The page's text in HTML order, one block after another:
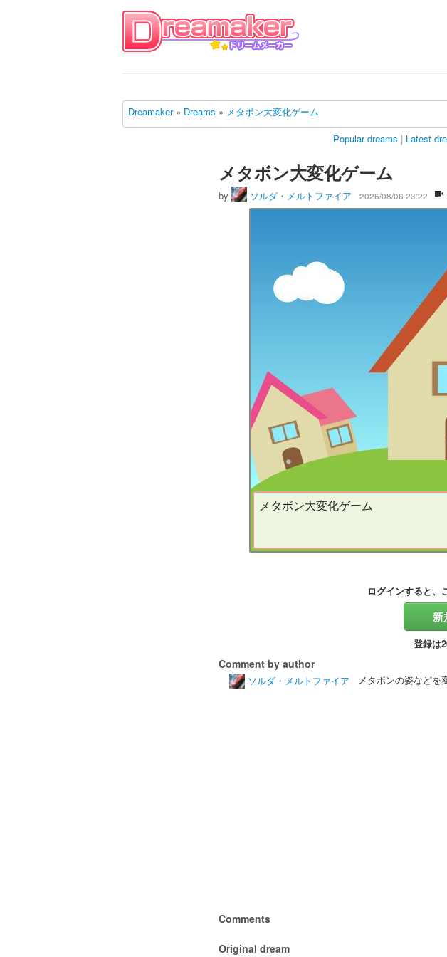
Dreamaker» Dreams » メタボン大変化ゲーム
Popular dreams | Latest
メタボン大変化ゲーム
by ソルダ・メルトファイア 2026/08/06 23:22
メタボン大変化ゲーム
ログインすると、
新
登録は
Comment by author
ソルダ・メルトファイア メタボンの姿などを
Comments
Original dream